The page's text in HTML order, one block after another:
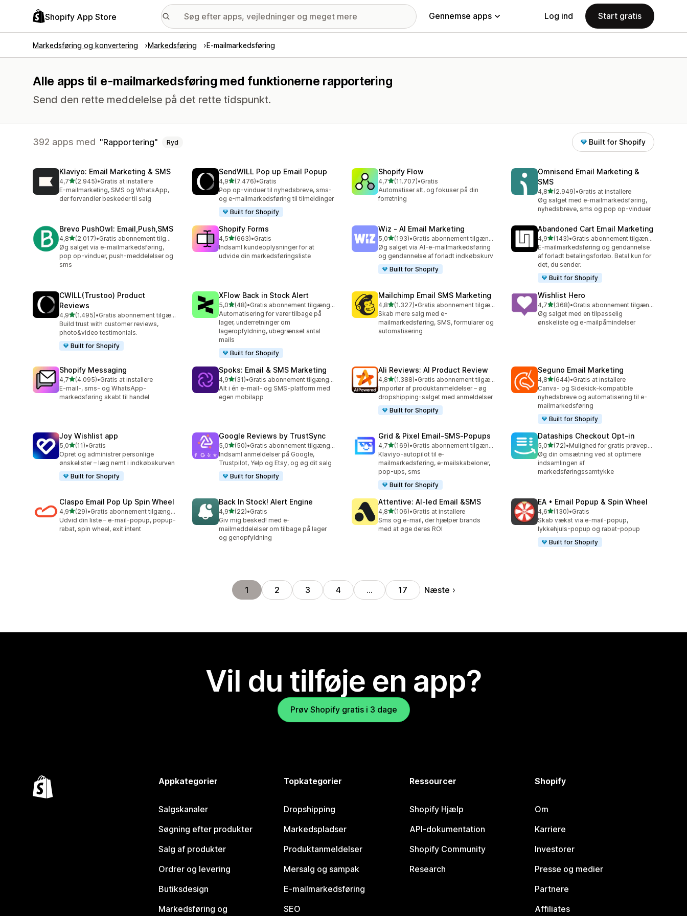
Shopify App Store Gennemse apps Log ind Start gratis
Markedsføring og konvertering Markedsføring E-mailmarkedsføring
Alle apps til e-mailmarkedsføring med funktionerne rapportering
Send den rette meddelelse på det rette tidspunkt.
392 apps med Rapportering Ryd Built for Shopify
Klaviyo: Email Marketing & SMS
4,7ud af 5 stjerner
(2.945)
2945 anmeldelser i alt
•Gratis at installere
E-mailmarketing, SMS og WhatsApp,
der forvandler beskeder til salg
SendWILL Pop up Email Popup
4,9ud af 5 stjerner
(7.476)
7476 anmeldelser i alt
•Gratis
Pop op-vinduer til nyhedsbreve, sms-
og e-mailmarkedsføring til tilmeldinger
Built for Shopify
Shopify Flow
4,7ud af 5 stjerner
(11.707)
11707 anmeldelser i alt
•Gratis
Automatiser alt, og fokuser på din
forretning
Omnisend Email Marketing &
SMS
4,8ud af 5 stjerner
(2.949)
2949 anmeldelser i alt
•Gratis at installere
Øg salget med e-mailmarkedsføring,
nyhedsbreve, sms og pop op-vinduer
Brevo PushOwl: Email,Push,SMS
4,8ud af 5 stjerner
(2.017)
2017 anmeldelser i alt
•
Gratis abonnement tilgængeligt
Øg salget via e-mailmarkedsføring,
pop op-vinduer, push-meddelelser og
sms
Shopify Forms
4,5ud af 5 stjerner
(663)
663 anmeldelser i alt
•Gratis
Indsaml kundeoplysninger for at
udvide din markedsføringsliste
Wiz ‑ AI Email Marketing
5,0ud af 5 stjerner
(193)
193 anmeldelser i alt
•
Gratis abonnement tilgængeligt
Øg salget via AI-e-mailmarkedsføring
og gendannelse af forladt indkøbskurv
Built for Shopify
Abandoned Cart Email Marketing
4,9ud af 5 stjerner
(143)
143 anmeldelser i alt
•
Gratis abonnement tilgængeligt
E-mailmarkedsføring og gendannelse
af forladt betalingsforløb. Betal kun for
det, du sender.
Built for Shopify
CWILL(Trustoo) Product
Reviews
4,9ud af 5 stjerner
(1.495)
1495 anmeldelser i alt
•
Gratis abonnement tilgængeligt
Build trust with customer reviews,
photo&video testimonials.
Built for Shopify
XFlow Back in Stock Alert
5,0ud af 5 stjerner
(48)
48 anmeldelser i alt
•
Gratis abonnement tilgængeligt
Automatisering for varer tilbage på
lager, underretninger om
lageropfyldning, ubegrænset antal
mails
Built for Shopify
Mailchimp Email SMS Marketing
4,8ud af 5 stjerner
(1.327)
1327 anmeldelser i alt
•
Gratis abonnement tilgængeligt
Skab mere salg med e-
mailmarkedsføring, SMS, formularer og
automatisering
Wishlist Hero
4,7ud af 5 stjerner
(368)
368 anmeldelser i alt
•
Gratis abonnement tilgængeligt
Øg salget med en tilpasselig
ønskeliste og e-mailpåmindelser
Shopify Messaging
4,7ud af 5 stjerner
(4.095)
4095 anmeldelser i alt
•Gratis at installere
E-mail-, sms- og WhatsApp-
markedsføring skabt til handel
Spoks: Email & SMS Marketing
4,9ud af 5 stjerner
(31)
31 anmeldelser i alt
•
Gratis abonnement tilgængeligt
Alt i én e-mail- og SMS-platform med
egen mobilapp
Ali Reviews: AI Product Review
4,8ud af 5 stjerner
(1.388)
1388 anmeldelser i alt
•
Gratis abonnement tilgængeligt
Importør af produktanmeldelser – øg
dropshipping-salget med anmeldelser
Built for Shopify
Seguno Email Marketing
4,8ud af 5 stjerner
(644)
644 anmeldelser i alt
•Gratis at installere
Canva- og Sidekick-kompatible
nyhedsbreve og automatisering til e-
mailmarkedsføring
Built for Shopify
Joy Wishlist app
5,0ud af 5 stjerner
(11)
11 anmeldelser i alt
•Gratis
Opret og administrer personlige
ønskelister – læg nemt i indkøbskurven
Built for Shopify
Google Reviews by TrustSync
5,0ud af 5 stjerner
(50)
50 anmeldelser i alt
•
Gratis abonnement tilgængeligt
Indsaml anmeldelser på Google,
Trustpilot, Yelp og Etsy, og øg dit salg
Built for Shopify
Grid & Pixel Email‑SMS‑Popups
4,7ud af 5 stjerner
(169)
169 anmeldelser i alt
•
Gratis abonnement tilgængeligt
Klaviyo-autopilot til e-
mailmarkedsføring, e-mailskabeloner,
pop-ups, sms
Built for Shopify
Dataships Checkout Opt‑in
5,0ud af 5 stjerner
(72)
72 anmeldelser i alt
•
Mulighed for gratis prøveperiode
Øg din omsætning ved at optimere
indsamlingen af
markedsføringssamtykke
Claspo Email Pop Up Spin Wheel
4,9ud af 5 stjerner
(29)
29 anmeldelser i alt
•
Gratis abonnement tilgængeligt
Udvid din liste – e-mail-popup, popup-
rabat, spin wheel, exit intent
Back In Stock! Alert Engine
4,9ud af 5 stjerner
(22)
22 anmeldelser i alt
•Gratis
Giv mig besked! med e-
mailmeddelelser om tilbage på lager
og genopfyldning
Attentive: AI‑led Email &SMS
4,8ud af 5 stjerner
(106)
106 anmeldelser i alt
•Gratis at installere
Sms og e-mail, der hjælper brands
med at øge deres ROI
EA • Email Popup & Spin Wheel
4,6ud af 5 stjerner
(130)
130 anmeldelser i alt
•Gratis
Skab vækst via e-mail-popup,
lykkehjuls-popup og rabat-popup
Built for Shopify
1 2 3 4 … 17 Næste
Vil du tilføje en app?
Prøv Shopify gratis i 3 dage
Appkategorier
Salgskanaler
Søgning efter produkter
Salg af produkter
Ordrer og levering
Butiksdesign
Markedsføring og
Topkategorier
Dropshipping
Markedspladser
Produktanmeldelser
Mersalg og sampak
E-mailmarkedsføring
SEO
Ressourcer
Shopify Hjælp
API-dokumentation
Shopify Community
Research
Shopify
Om
Karriere
Investorer
Presse og medier
Partnere
Affiliates